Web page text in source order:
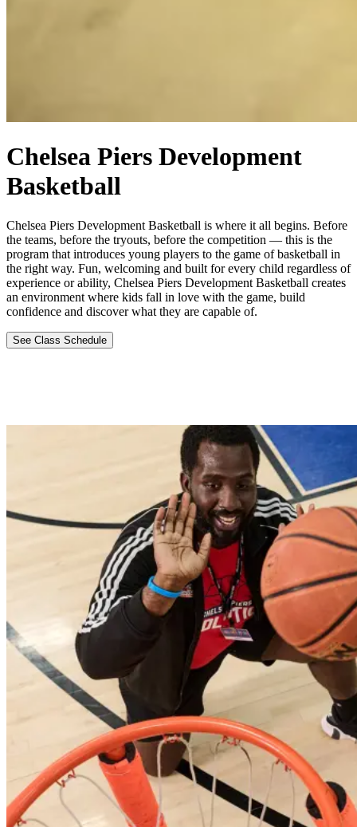
Chelsea Piers Development
Basketball​​​​‌ ‍ ​‍​‍‌‍ ‌ ​‍‌‍‍‌‌‍‌ ‌‍‍‌‌‍ ‍​‍​‍​ ‍‍​‍​‍‌ ​ ‌‍​‌‌‍ ‍‌‍‍‌‌ ‌​‌ ‍‌​‍ ‍‌‍‍‌‌‍ ​‍​‍​‍ ​​‍​‍‌‍‍​‌ ​‍‌‍‌‌‌‍‌‍​‍​‍​ ‍‍​‍​‍‌‍‍​‌ ‌​‌ ‌​‌ ​​‌ ​ ​ ‍‍​‍ ​‍ ‌‍​ ‌‍‍​‌‍‌‌‌‍ ​‌ ​ ‌‍‌‌‌‍​‌‌ ​​‌‍‍‌‌‍‌‌‌ ​‍‌ ​ ​‍ ‍‌ ​ ‌‍​‌‌‍ ‍‌‍‍‌‌ ‌​‌ ‍‌​‍ ‍‌ ​ ‌ ‌​‌ ‌‌‌‍‌​‌‍‍‌‌‍ ​‍ ‌‍‍‌‌‍ ‍‌ ‌​‌‍‌‌‌‍ ‍‌ ‌​​‍ ‌‍‌‌‌‍‌​‌‍‍‌‌ ‌​​‍ ‌‍ ‌‌‍ ‌‍‌​‌‍‌‌​ ‌‌ ​​‌ ​‍‌‍‌‌‌ ​ ‌‍‌‌‌‍ ‍‌ ‌​‌‍​‌‌ ‌​‌‍‍‌‌‍ ‌‍ ‍​ ‍ ‌‍‍‌‌‍‌​​ ‌​ ‌ ​ ‌‍​ ‍​‌‍​‍​ ‍‌​ ​​‌‍​‍​ ‌​​‍ ‌​ ​‍​ ​‍​ ‍‌​ ‍‌​‍ ‌​ ‌​‌‍​‍​ ​‌​ ​‍​‍ ‌​ ‍‌​ ‌‍‌‍​‌​ ​‌​‍ ‌​ ​​​ ‍‌‌‍​ ​ ‌ ​ ‍​‌‍‌​‌‍​‌‌‍‌‍​ ‍​​ ​​‌‍‌‌‌‍​‍​ ‍ ‌ ‌​‌ ‍‌‌ ​​‌‍‌‌​ ‌‌ ‌‍‌‍‌‌‌‍ ‍‌ ‌‌‌‍‌‌‌‌​ ‌‍ ​‌ ‌‌‌‍‌ ‌‌​​‌‍​‌‌‍‌ ‌‍‌‌​ ‍ ‌ ​​‌‍​‌‌ ‌​‌‍‍​​ ‌‌ ​​‌‍​‌‌‍‌ ‌‍‌‌‌​​‍‌ ‌‌‌‍‍‌‌‍ ​‌‍‌​‌‍‌‌‌ ​‍​‍‌‌​ ‌‌‌​​‍‌‌ ‌‍‍ ‌‍‌‌‌ ‍‌​‍‌‌​ ​ ‌​‌​​‍‌‌​ ​ ‌​‌​​‍‌‌​ ​‍​ ​‍​ ‌‍‌‍‌‍​ ‌‌​ ‌‍​ ‌​​ ​​‌‍​‍‌‍‌‍‌‍‌​​ ​ ​ ​‍‌‍‌​​‍‌‌​ ​‍​ ​‍​‍‌‌​ ‌‌‌​‌​​‍ ‍‌‍​ ‌‍ ‌‍ ‍‌ ‌​‌‍‌‌‌‍ ‍‌ ‌​​‍ ‍‌ ‌​‌‍‍‌‌ ‌​‌‍ ​‌‍‌‌​ ‌‍​‍‌‍​‌‌ ​ ‌‍‌‌‌‌‌‌‌ ​‍‌‍ ​​ ‌‌‍‍​‌ ‌​‌ ‌​‌ ​​‌ ​ ​‍‌‌​ ​ ‌​​‌​‍‌‌​ ​‍‌​‌‍​‍‌‌​ ​‍‌​‌‍‌‍​ ‌‍‍​‌‍‌‌‌‍ ​‌ ​ ‌‍‌‌‌‍​‌‌ ​​‌‍‍‌‌‍‌‌‌ ​‍‌ ​ ​‍ ‍‌ ​ ‌‍​‌‌‍ ‍‌‍‍‌‌ ‌​‌ ‍‌​‍ ‍‌ ​ ‌ ‌​‌ ‌‌‌‍‌​‌‍‍‌‌‍ ​‍‌‍‌‍‍‌‌‍‌​​ ‌​ ‌ ​ ‌‍​ ‍​‌‍​‍​ ‍‌​ ​​‌‍​‍​ ‌​​‍ ‌​ ​‍​ ​‍​ ‍‌​ ‍‌​‍ ‌​ ‌​‌‍​‍​ ​‌​ ​‍​‍ ‌​ ‍‌​ ‌‍‌‍​‌​ ​‌​‍ ‌​ ​​​ ‍‌‌‍​ ​ ‌ ​ ‍​‌‍‌​‌‍​‌‌‍‌‍​ ‍​​ ​​‌‍‌‌‌‍​‍​‍‌‍‌ ‌​‌ ‍‌‌ ​​‌‍‌‌​ ‌‌ ‌‍‌‍‌‌‌‍ ‍‌ ‌‌‌‍‌‌‌‌​ ‌‍ ​‌ ‌‌‌‍‌ ‌‌​​‌‍​‌‌‍‌ ‌‍‌‌​‍‌‍‌ ​​‌‍​‌‌ ‌​‌‍‍​​ ‌‌ ​​‌‍​‌‌‍‌ ‌‍‌‌‌​​‍‌ ‌‌‌‍‍‌‌‍ ​‌‍‌​‌‍‌‌‌ ​‍​‍‌‌​ ‌‌‌​​‍‌‌ ‌‍‍ ‌‍‌‌‌ ‍‌​‍‌‌​ ​ ‌​‌​​‍‌‌​ ​ ‌​‌​​‍‌‌​ ​‍​ ​‍​ ‌‍‌‍‌‍​ ‌‌​ ‌‍​ ‌​​ ​​‌‍​‍‌‍‌‍‌‍‌​​ ​ ​ ​‍‌‍‌​​‍‌‌​ ​‍​ ​‍​‍‌‌​ ‌‌‌​‌​​‍ ‍‌‍​ ‌‍ ‌‍ ‍‌ ‌​‌‍‌‌‌‍ ‍‌ ‌​​‍ ‍‌ ‌​‌‍‍‌‌ ‌​‌‍ ​‌‍‌‌​‍‌‍‌ ​​‌‍‌‌‌ ​‍‌ ​ ‌ ​​‌‍‌‌‌‍​ ‌ ‌​‌‍‍‌‌ ‌‍‌‍‌‌​ ‌‌ ​​‌ ‌‌‌‍​‍‌‍ ​‌‍‍‌‌ ​ ‌‍‍​‌‍‌‌‌‍‌​​‍​‍‌ ‌
Chelsea Piers Development Basketball is where it all begins. Before
the teams, before the tryouts, before the competition — this is the
program that introduces young players to the game of basketball in
the right way. Fun, welcoming and built for every child regardless of
experience or ability, Chelsea Piers Development Basketball creates
an environment where kids fall in love with the game, build
confidence and discover what they are capable of. ​​​​‌ ‍ ​‍​‍‌‍ ‌ ​‍‌‍‍‌‌‍‌ ‌‍‍‌‌‍ ‍​‍​‍​ ‍‍​‍​‍‌ ​ ‌‍​‌‌‍ ‍‌‍‍‌‌ ‌​‌ ‍‌​‍ ‍‌‍‍‌‌‍ ​‍​‍​‍ ​​‍​‍‌‍‍​‌ ​‍‌‍‌‌‌‍‌‍​‍​‍​ ‍‍​‍​‍‌‍‍​‌ ‌​‌ ‌​‌ ​​‌ ​ ​ ‍‍​‍ ​‍ ‌‍​ ‌‍‍​‌‍‌‌‌‍ ​‌ ​ ‌‍‌‌‌‍​‌‌ ​​‌‍‍‌‌‍‌‌‌ ​‍‌ ​ ​‍ ‍‌ ​ ‌‍​‌‌‍ ‍‌‍‍‌‌ ‌​‌ ‍‌​‍ ‍‌ ​ ‌ ‌​‌ ‌‌‌‍‌​‌‍‍‌‌‍ ​‍ ‌‍‍‌‌‍ ‍‌ ‌​‌‍‌‌‌‍ ‍‌ ‌​​‍ ‌‍‌‌‌‍‌​‌‍‍‌‌ ‌​​‍ ‌‍ ‌‌‍ ‌‍‌​‌‍‌‌​ ‌‌ ​​‌ ​‍‌‍‌‌‌ ​ ‌‍‌‌‌‍ ‍‌ ‌​‌‍​‌‌ ‌​‌‍‍‌‌‍ ‌‍ ‍​ ‍ ‌‍‍‌‌‍‌​​ ‌​ ‌ ​ ‌‍​ ‍​‌‍​‍​ ‍‌​ ​​‌‍​‍​ ‌​​‍ ‌​ ​‍​ ​‍​ ‍‌​ ‍‌​‍ ‌​ ‌​‌‍​‍​ ​‌​ ​‍​‍ ‌​ ‍‌​ ‌‍‌‍​‌​ ​‌​‍ ‌​ ​​​ ‍‌‌‍​ ​ ‌ ​ ‍​‌‍‌​‌‍​‌‌‍‌‍​ ‍​​ ​​‌‍‌‌‌‍​‍​ ‍ ‌ ‌​‌ ‍‌‌ ​​‌‍‌‌​ ‌‌ ‌‍‌‍‌‌‌‍ ‍‌ ‌‌‌‍‌‌‌‌​ ‌‍ ​‌ ‌‌‌‍‌ ‌‌​​‌‍​‌‌‍‌ ‌‍‌‌​ ‍ ‌ ​​‌‍​‌‌ ‌​‌‍‍​​ ‌‌ ​​‌‍​‌‌‍‌ ‌‍‌‌‌​​‍‌ ‌‌‌‍‍‌‌‍ ​‌‍‌​‌‍‌‌‌ ​‍​‍‌‌​ ‌‌‌​​‍‌‌ ‌‍‍ ‌‍‌‌‌ ‍‌​‍‌‌​ ​ ‌​‌​​‍‌‌​ ​ ‌​‌​​‍‌‌​ ​‍​ ​‍​ ‌‍‌‍‌‍​ ‌‌​ ‌‍​ ‌​​ ​​‌‍​‍‌‍‌‍‌‍‌​​ ​ ​ ​‍‌‍‌​​‍‌‌​ ​‍​ ​‍​‍‌‌​ ‌‌‌​‌​​‍ ‍‌‍​ ‌‍ ‌‍ ‍‌ ‌​‌‍‌‌‌‍ ‍‌ ‌​​‍ ‍‌‍‌​‌‍‌‌‌ ​ ‌‍​ ‌ ​‍‌‍‍‌‌ ​​‌ ‌​‌‍‍‌‌‍ ‌‍ ‍​ ‌‍​‍‌‍​‌‌ ​ ‌‍‌‌‌‌‌‌‌ ​‍‌‍ ​​ ‌‌‍‍​‌ ‌​‌ ‌​‌ ​​‌ ​ ​‍‌‌​ ​ ‌​​‌​‍‌‌​ ​‍‌​‌‍​‍‌‌​ ​‍‌​‌‍‌‍​ ‌‍‍​‌‍‌‌‌‍ ​‌ ​ ‌‍‌‌‌‍​‌‌ ​​‌‍‍‌‌‍‌‌‌ ​‍‌ ​ ​‍ ‍‌ ​ ‌‍​‌‌‍ ‍‌‍‍‌‌ ‌​‌ ‍‌​‍ ‍‌ ​ ‌ ‌​‌ ‌‌‌‍‌​‌‍‍‌‌‍ ​‍‌‍‌‍‍‌‌‍‌​​ ‌​ ‌ ​ ‌‍​ ‍​‌‍​‍​ ‍‌​ ​​‌‍​‍​ ‌​​‍ ‌​ ​‍​ ​‍​ ‍‌​ ‍‌​‍ ‌​ ‌​‌‍​‍​ ​‌​ ​‍​‍ ‌​ ‍‌​ ‌‍‌‍​‌​ ​‌​‍ ‌​ ​​​ ‍‌‌‍​ ​ ‌ ​ ‍​‌‍‌​‌‍​‌‌‍‌‍​ ‍​​ ​​‌‍‌‌‌‍​‍​‍‌‍‌ ‌​‌ ‍‌‌ ​​‌‍‌‌​ ‌‌ ‌‍‌‍‌‌‌‍ ‍‌ ‌‌‌‍‌‌‌‌​ ‌‍ ​‌ ‌‌‌‍‌ ‌‌​​‌‍​‌‌‍‌ ‌‍‌‌​‍‌‍‌ ​​‌‍​‌‌ ‌​‌‍‍​​ ‌‌ ​​‌‍​‌‌‍‌ ‌‍‌‌‌​​‍‌ ‌‌‌‍‍‌‌‍ ​‌‍‌​‌‍‌‌‌ ​‍​‍‌‌​ ‌‌‌​​‍‌‌ ‌‍‍ ‌‍‌‌‌ ‍‌​‍‌‌​ ​ ‌​‌​​‍‌‌​ ​ ‌​‌​​‍‌‌​ ​‍​ ​‍​ ‌‍‌‍‌‍​ ‌‌​ ‌‍​ ‌​​ ​​‌‍​‍‌‍‌‍‌‍‌​​ ​ ​ ​‍‌‍‌​​‍‌‌​ ​‍​ ​‍​‍‌‌​ ‌‌‌​‌​​‍ ‍‌‍​ ‌‍ ‌‍ ‍‌ ‌​‌‍‌‌‌‍ ‍‌ ‌​​‍ ‍‌‍‌​‌‍‌‌‌ ​ ‌‍​ ‌ ​‍‌‍‍‌‌ ​​‌ ‌​‌‍‍‌‌‍ ‌‍ ‍​‍‌‍‌ ​​‌‍‌‌‌ ​‍‌ ​ ‌ ​​‌‍‌‌‌‍​ ‌ ‌​‌‍‍‌‌ ‌‍‌‍‌‌​ ‌‌ ​​‌ ‌‌‌‍​‍‌‍ ​‌‍‍‌‌ ​ ‌‍‍​‌‍‌‌‌‍‌​​‍​‍‌ ‌
See Class Schedule​​​​‌ ‍ ​‍​‍‌‍ ‌ ​‍‌‍‍‌‌‍‌ ‌‍‍‌‌‍ ‍​‍​‍​ ‍‍​‍​‍‌ ​ ‌‍​‌‌‍ ‍‌‍‍‌‌ ‌​‌ ‍‌​‍ ‍‌‍‍‌‌‍ ​‍​‍​‍ ​​‍​‍‌‍‍​‌ ​‍‌‍‌‌‌‍‌‍​‍​‍​ ‍‍​‍​‍‌‍‍​‌ ‌​‌ ‌​‌ ​​‌ ​ ​ ‍‍​‍ ​‍ ‌‍​ ‌‍‍​‌‍‌‌‌‍ ​‌ ​ ‌‍‌‌‌‍​‌‌ ​​‌‍‍‌‌‍‌‌‌ ​‍‌ ​ ​‍ ‍‌ ​ ‌‍​‌‌‍ ‍‌‍‍‌‌ ‌​‌ ‍‌​‍ ‍‌ ​ ‌ ‌​‌ ‌‌‌‍‌​‌‍‍‌‌‍ ​‍ ‌‍‍‌‌‍ ‍‌ ‌​‌‍‌‌‌‍ ‍‌ ‌​​‍ ‌‍‌‌‌‍‌​‌‍‍‌‌ ‌​​‍ ‌‍ ‌‌‍ ‌‍‌​‌‍‌‌​ ‌‌ ​​‌ ​‍‌‍‌‌‌ ​ ‌‍‌‌‌‍ ‍‌ ‌​‌‍​‌‌ ‌​‌‍‍‌‌‍ ‌‍ ‍​ ‍ ‌‍‍‌‌‍‌​​ ‌​ ‌ ​ ‌‍​ ‍​‌‍​‍​ ‍‌​ ​​‌‍​‍​ ‌​​‍ ‌​ ​‍​ ​‍​ ‍‌​ ‍‌​‍ ‌​ ‌​‌‍​‍​ ​‌​ ​‍​‍ ‌​ ‍‌​ ‌‍‌‍​‌​ ​‌​‍ ‌​ ​​​ ‍‌‌‍​ ​ ‌ ​ ‍​‌‍‌​‌‍​‌‌‍‌‍​ ‍​​ ​​‌‍‌‌‌‍​‍​ ‍ ‌ ‌​‌ ‍‌‌ ​​‌‍‌‌​ ‌‌ ‌‍‌‍‌‌‌‍ ‍‌ ‌‌‌‍‌‌‌‌​ ‌‍ ​‌ ‌‌‌‍‌ ‌‌​​‌‍​‌‌‍‌ ‌‍‌‌​ ‍ ‌ ​​‌‍​‌‌ ‌​‌‍‍​​ ‌‌ ​​‌‍​‌‌‍‌ ‌‍‌‌‌​​‍‌ ‌‌‌‍‍‌‌‍ ​‌‍‌​‌‍‌‌‌ ​‍​‍‌‌​ ‌‌‌​​‍‌‌ ‌‍‍ ‌‍‌‌‌ ‍‌​‍‌‌​ ​ ‌​‌​​‍‌‌​ ​ ‌​‌​​‍‌‌​ ​‍​ ​‍​ ‌‍‌‍‌‍​ ‌‌​ ‌‍​ ‌​​ ​​‌‍​‍‌‍‌‍‌‍‌​​ ​ ​ ​‍‌‍‌​​‍‌‌​ ​‍​ ​‍​‍‌‌​ ‌‌‌​‌​​‍ ‍‌‍​ ‌‍ ‌‍ ‍‌ ‌​‌‍‌‌‌‍ ‍‌ ‌​​‍ ‍‌‍​ ‌ ‌​‌‍​‌​‍ ‍‌‍ ​‌‍​‌‌‍​‍‌‍‌‌‌‍ ​​ ‌‍​‍‌‍​‌‌ ​ ‌‍‌‌‌‌‌‌‌ ​‍‌‍ ​​ ‌‌‍‍​‌ ‌​‌ ‌​‌ ​​‌ ​ ​‍‌‌​ ​ ‌​​‌​‍‌‌​ ​‍‌​‌‍​‍‌‌​ ​‍‌​‌‍‌‍​ ‌‍‍​‌‍‌‌‌‍ ​‌ ​ ‌‍‌‌‌‍​‌‌ ​​‌‍‍‌‌‍‌‌‌ ​‍‌ ​ ​‍ ‍‌ ​ ‌‍​‌‌‍ ‍‌‍‍‌‌ ‌​‌ ‍‌​‍ ‍‌ ​ ‌ ‌​‌ ‌‌‌‍‌​‌‍‍‌‌‍ ​‍‌‍‌‍‍‌‌‍‌​​ ‌​ ‌ ​ ‌‍​ ‍​‌‍​‍​ ‍‌​ ​​‌‍​‍​ ‌​​‍ ‌​ ​‍​ ​‍​ ‍‌​ ‍‌​‍ ‌​ ‌​‌‍​‍​ ​‌​ ​‍​‍ ‌​ ‍‌​ ‌‍‌‍​‌​ ​‌​‍ ‌​ ​​​ ‍‌‌‍​ ​ ‌ ​ ‍​‌‍‌​‌‍​‌‌‍‌‍​ ‍​​ ​​‌‍‌‌‌‍​‍​‍‌‍‌ ‌​‌ ‍‌‌ ​​‌‍‌‌​ ‌‌ ‌‍‌‍‌‌‌‍ ‍‌ ‌‌‌‍‌‌‌‌​ ‌‍ ​‌ ‌‌‌‍‌ ‌‌​​‌‍​‌‌‍‌ ‌‍‌‌​‍‌‍‌ ​​‌‍​‌‌ ‌​‌‍‍​​ ‌‌ ​​‌‍​‌‌‍‌ ‌‍‌‌‌​​‍‌ ‌‌‌‍‍‌‌‍ ​‌‍‌​‌‍‌‌‌ ​‍​‍‌‌​ ‌‌‌​​‍‌‌ ‌‍‍ ‌‍‌‌‌ ‍‌​‍‌‌​ ​ ‌​‌​​‍‌‌​ ​ ‌​‌​​‍‌‌​ ​‍​ ​‍​ ‌‍‌‍‌‍​ ‌‌​ ‌‍​ ‌​​ ​​‌‍​‍‌‍‌‍‌‍‌​​ ​ ​ ​‍‌‍‌​​‍‌‌​ ​‍​ ​‍​‍‌‌​ ‌‌‌​‌​​‍ ‍‌‍​ ‌‍ ‌‍ ‍‌ ‌​‌‍‌‌‌‍ ‍‌ ‌​​‍ ‍‌‍​ ‌ ‌​‌‍​‌​‍ ‍‌‍ ​‌‍​‌‌‍​‍‌‍‌‌‌‍ ​​‍‌‍‌ ​​‌‍‌‌‌ ​‍‌ ​ ‌ ​​‌‍‌‌‌‍​ ‌ ‌​‌‍‍‌‌ ‌‍‌‍‌‌​ ‌‌ ​​‌ ‌‌‌‍​‍‌‍ ​‌‍‍‌‌ ​ ‌‍‍​‌‍‌‌‌‍‌​​‍​‍‌ ‌